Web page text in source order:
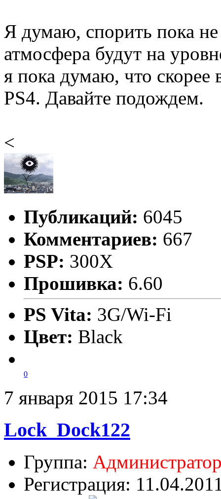
Я думаю, спорить пока
атмосфера будут на
я пока думаю, что скорее
PS4. Давайте подождем.
<
Публикаций: 6045
Комментариев: 667
PSP: 300X
Прошивка: 6.60
PS Vita: 3G/Wi-Fi
Цвет: Black
0
7 января 2015 17:34
Lock_Dock122
Группа:
Регистрация: